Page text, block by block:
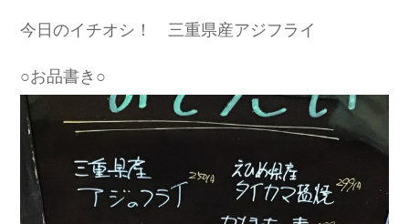
今日のイチオシ！ 三重県産アジフライ
○お品書き○